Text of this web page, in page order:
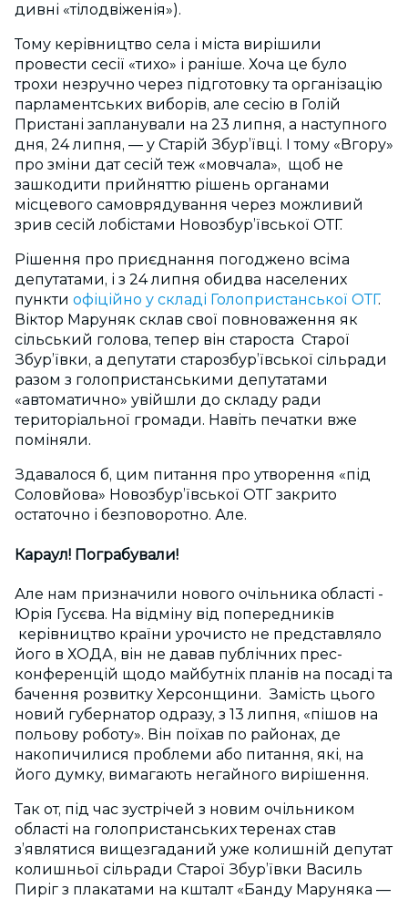
дивні «тілодвіженія»).
Тому керівництво села і міста вирішили
провести сесії «тихо» і раніше. Хоча це було
трохи незручно через підготовку та організацію
парламентських виборів, але сесію в Голій
Пристані запланували на 23 липня, а наступного
дня, 24 липня, — у Старій Збур’ївці. І тому «Вгору»
про зміни дат сесій теж «мовчала», щоб не
зашкодити прийняттю рішень органами
місцевого самоврядування через можливий
зрив сесій лобістами Новозбур’ївської ОТГ.
Рішення про приєднання погоджено всіма
депутатами, і з 24 липня обидва населених
пункти офіційно у складі Голопристанської ОТГ.
Віктор Маруняк склав свої повноваження як
сільський голова, тепер він староста Старої
Збур’ївки, а депутати старозбур’ївської сільради
разом з голопристанськими депутатами
«автоматично» увійшли до складу ради
територіальної громади. Навіть печатки вже
поміняли.
Здавалося б, цим питання про утворення «під
Соловйова» Новозбур’ївської ОТГ закрито
остаточно і безповоротно. Але.
Караул! Пограбували!
Але нам призначили нового очільника області -
Юрія Гусєва. На відміну від попередників
керівництво країни урочисто не представляло
його в ХОДА, він не давав публічних прес-
конференцій щодо майбутніх планів на посаді та
бачення розвитку Херсонщини. Замість цього
новий губернатор одразу, з 13 липня, «пішов на
польову роботу». Він поїхав по районах, де
накопичилися проблеми або питання, які, на
його думку, вимагають негайного вирішення.
Так от, під час зустрічей з новим очільником
області на голопристанських теренах став
з’являтися вищезгаданий уже колишній депутат
колишньої сільради Старої Збур’ївки Василь
Пиріг з плакатами на кшталт «Банду Маруняка —